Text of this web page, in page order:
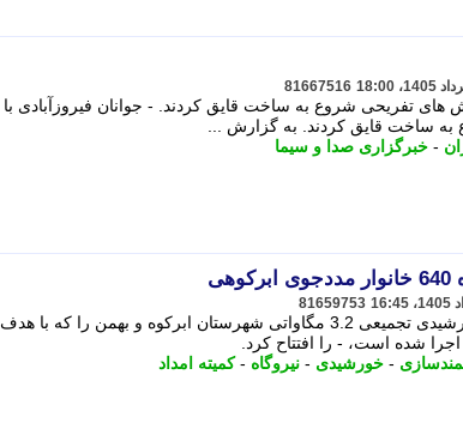
81667516
تفریحی شروع به ساخت قایق کردند. - جوانان فیروزآبادی با
ساخت قایق کردند. به گزارش ...
- خبرگزاری صدا و سیما
81659753
مدیرعامل بنیاد حیات، در سفر به استان یزد، نیروگاه خورشیدی تجمیعی 3.2 مگاواتی شهرستان ابرکوه و بهمن را که با هدف
- خورشیدی - نیروگاه -کمیته امداد